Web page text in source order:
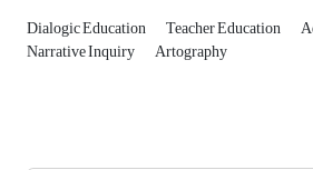
Dialogic Education Teacher Education
Narrative Inquiry Artography